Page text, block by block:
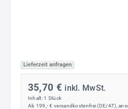
Lieferzeit anfragen
35,70 € inkl. MwSt.
Inhalt: 1 Stück
Ab 199,- € versandkostenfrei (DE/AT),